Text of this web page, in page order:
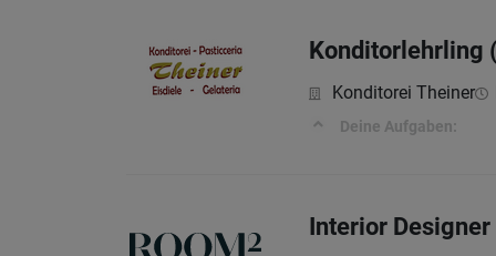
Konditorlehrling
Konditorei Theiner
Deine Aufgaben:
Interior